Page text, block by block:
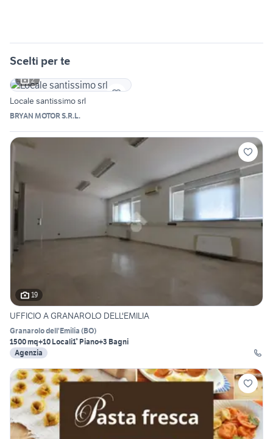
Scelti per te
2
Locale santissimo srl
BRYAN MOTOR S.R.L.
19
UFFICIO A GRANAROLO DELL'EMILIA
Granarolo dell'Emilia (BO)
1500 mq+10 Locali1° Piano+3 Bagni
Agenzia